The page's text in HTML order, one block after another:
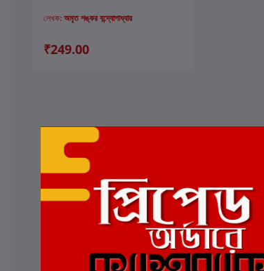
লেখক: অমৃত শঙ্কর বন্দ্যোপাধ্যায়
₹249.00